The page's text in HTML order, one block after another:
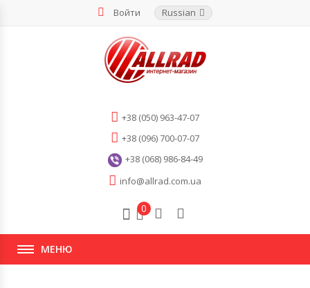
Войти Russian
+38 (050) 963-47-07
+38 (096) 700-07-07
+38 (068) 986-84-49
info@allrad.com.ua
0
МЕНЮ